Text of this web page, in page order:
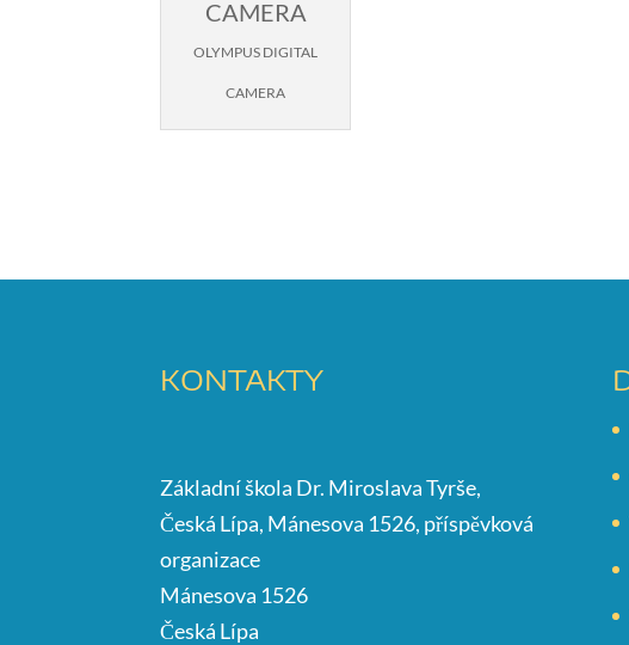
OLYMPUS DIGITAL
CAMERA
KONTAKTY
Základní škola Dr. Miroslava Tyrše,
Česká Lípa, Mánesova 1526, příspěvková
organizace
Mánesova 1526
Česká Lípa